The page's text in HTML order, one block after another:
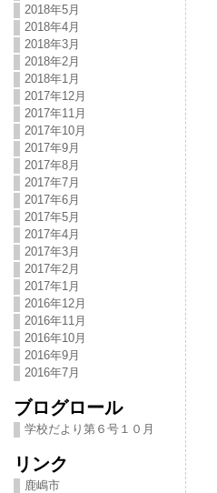
2018年5月
2018年4月
2018年3月
2018年2月
2018年1月
2017年12月
2017年11月
2017年10月
2017年9月
2017年8月
2017年7月
2017年6月
2017年5月
2017年4月
2017年3月
2017年2月
2017年1月
2016年12月
2016年11月
2016年10月
2016年9月
2016年7月
ブログロール
学校だより第６号１０月
リンク
鹿嶋市